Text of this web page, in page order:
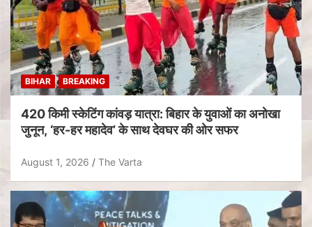
BIHAR BREAKING
420 किमी स्केटिंग कांवड़ यात्रा: बिहार के युवाओं का अनोखा
जुनून, ‘हर-हर महादेव’ के साथ देवघर की ओर सफर
August 1, 2026 The Varta